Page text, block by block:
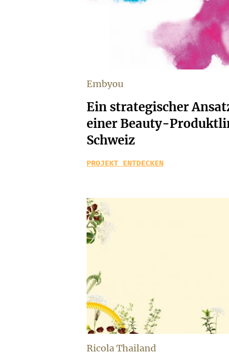
Embyou
Ein strategischer
einer Beauty-
Schweiz
PROJEKT ENTDECKEN
Ricola Thailand